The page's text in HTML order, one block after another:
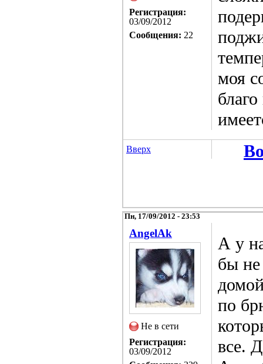
Регистрация:
03/09/2012
Сообщения: 22
моя
Вверх
Пн, 17/09/2012 - 23:53
AngelAk
Не в сети
Регистрация:
03/09/2012
А у
бы не
по
все.